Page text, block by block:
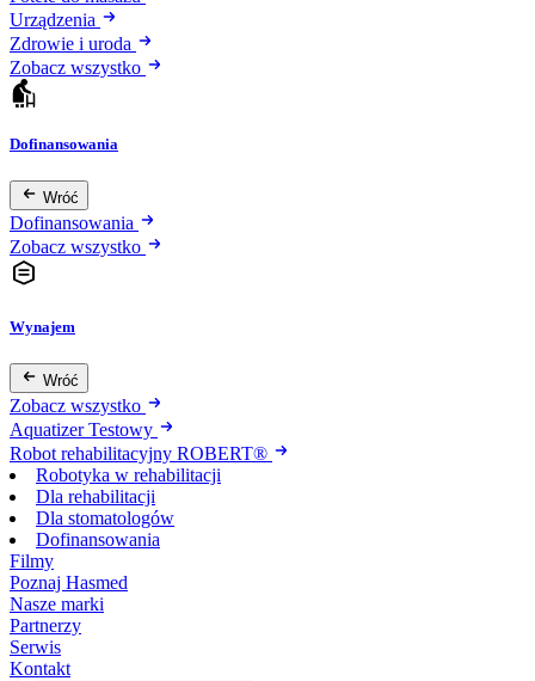
Urządzenia
Zdrowie i uroda
Zobacz wszystko
Dofinansowania
Wróć
Dofinansowania
Zobacz wszystko
Wynajem
Wróć
Zobacz wszystko
Aquatizer Testowy
Robot rehabilitacyjny ROBERT®
Robotyka w rehabilitacji
Dla rehabilitacji
Dla stomatologów
Dofinansowania
Filmy
Poznaj Hasmed
Nasze marki
Partnerzy
Serwis
Kontakt